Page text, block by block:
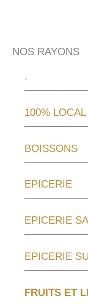
NOS RAYONS
.
100% LOCAL
BOISSONS
EPICERIE
EPICERIE
EPICERIE
FRUITS ET